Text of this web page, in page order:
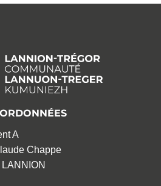
A
Chappe